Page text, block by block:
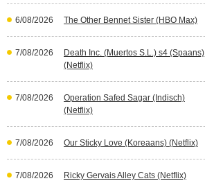
6/08/2026 The Other Bennet Sister (HBO Max)
7/08/2026
Death Inc. (Muertos S.L.) s4 (Spaans)
(Netflix)
7/08/2026
Operation Safed Sagar (Indisch)
(Netflix)
7/08/2026 Our Sticky Love (Koreaans) (Netflix)
7/08/2026 Ricky Gervais Alley Cats (Netflix)